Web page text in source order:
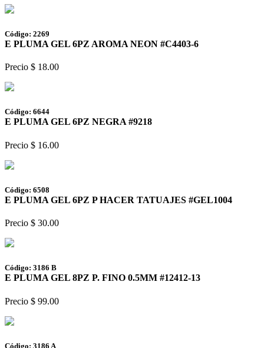
Código: 2269
E PLUMA GEL 6PZ AROMA NEON #C4403-6
Precio $ 18.00
Código: 6644
E PLUMA GEL 6PZ NEGRA #9218
Precio $ 16.00
Código: 6508
E PLUMA GEL 6PZ P HACER TATUAJES #GEL1004
Precio $ 30.00
Código: 3186 B
E PLUMA GEL 8PZ P. FINO 0.5MM #12412-13
Precio $ 99.00
Código: 3186 A